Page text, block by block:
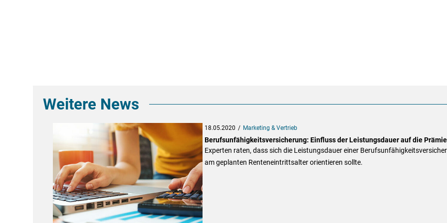
Weitere News
18.05.2020 Marketing & Vertrieb
Berufsunfähigkeitsversicherung: Einfluss der Leistungsdauer auf die Prämie
Experten raten, dass sich die Leistungsdauer einer
am geplanten Renteneintrittsalter orientieren sollte.